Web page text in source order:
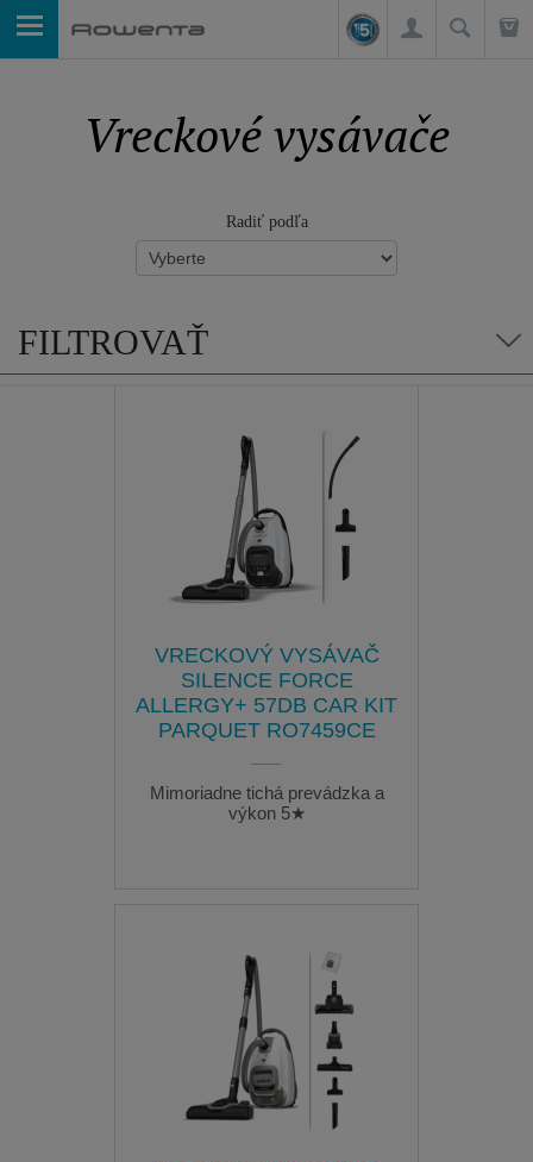
Vreckové vysávače
Radiť podľa
FILTROVAŤ
VRECKOVÝ VYSÁVAČ
SILENCE FORCE
ALLERGY+ 57DB CAR KIT
PARQUET RO7459CE
Mimoriadne tichá prevádzka a
výkon 5★